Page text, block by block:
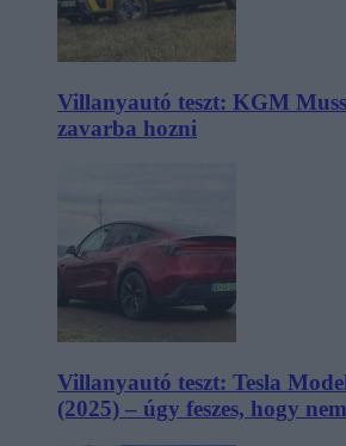
Villanyautó teszt: KGM
zavarba hozni
Villanyautó teszt: Tesla
(2025) – úgy feszes, hogy